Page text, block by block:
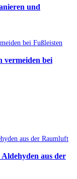
und
vermeiden bei
aus der